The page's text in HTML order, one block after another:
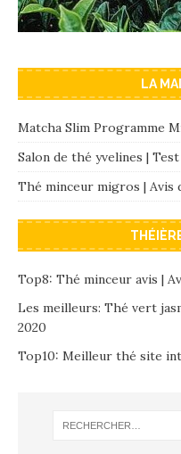
LA
Matcha Slim Programme
Salon de thé yvelines |
Thé minceur migros | Avis
Top8: Thé minceur avis |
Les meilleurs: Thé vert
2020
Top10: Meilleur thé site